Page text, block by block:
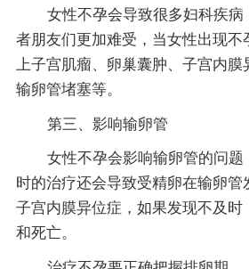
女性不孕会导致很多妇科疾
者朋友们更加难受，当女性出现不
上子宫肌瘤、卵巢囊肿、子宫内膜
输卵管堵塞等。
第三、影响输卵管
女性不孕会影响输卵管的问题
时的治疗还会导致受精卵在输卵管
子宫内膜异位症，如果发现不及时
和死亡。